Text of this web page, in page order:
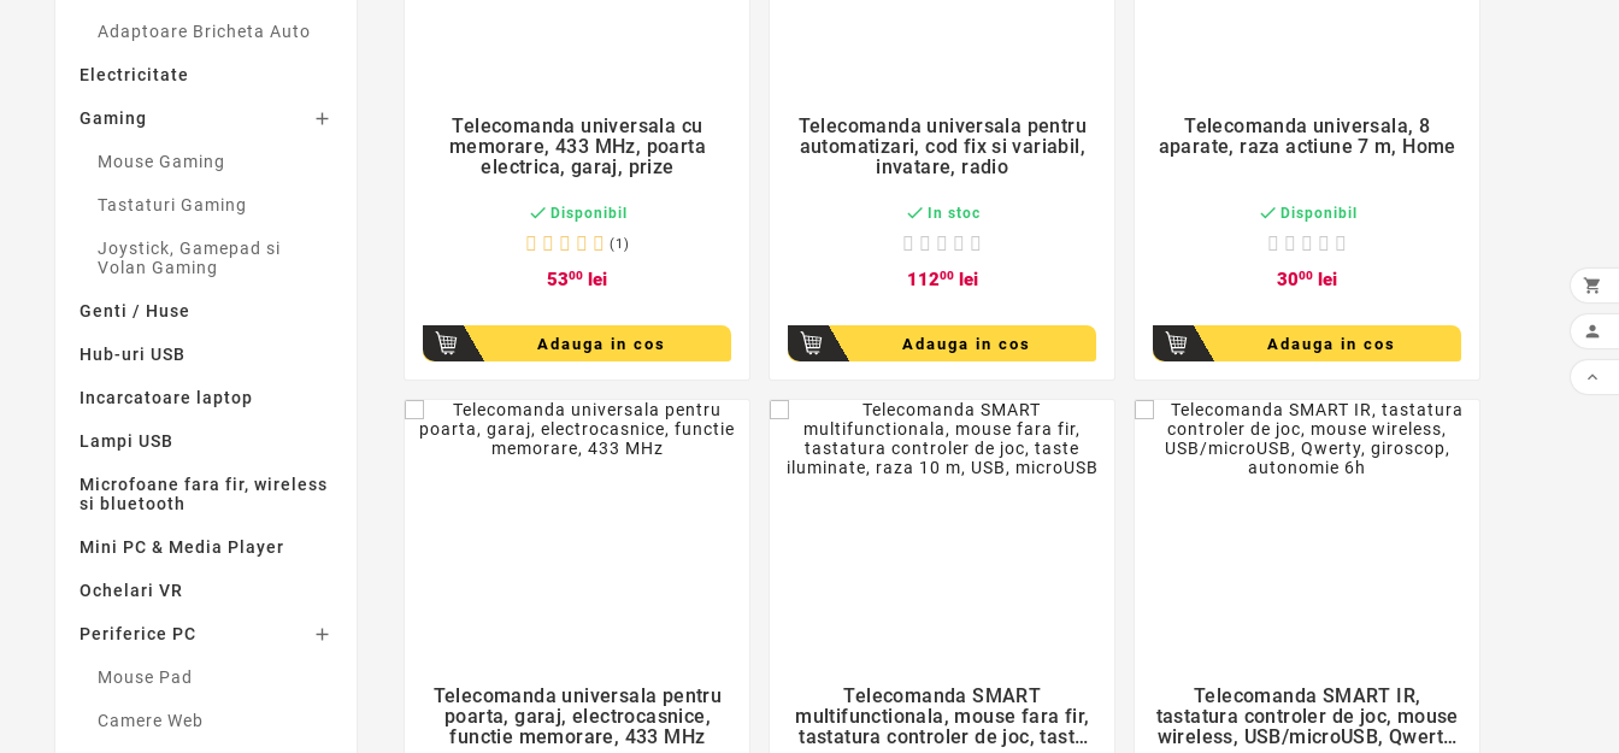
Adaptoare Bricheta Auto
Electricitate
Gaming 
Mouse Gaming
Tastaturi Gaming
Joystick, Gamepad si
Volan Gaming
Genti / Huse
Hub-uri USB
Incarcatoare laptop
Lampi USB
Microfoane fara fir, wireless
si bluetooth
Mini PC & Media Player
Ochelari VR
Periferice PC 
Mouse Pad
Camere Web

Telecomanda universala cu
memorare, 433 MHz, poarta
electrica, garaj, prize
 Disponibil
(1)
5300 lei
Adauga in cos

Telecomanda universala pentru
automatizari, cod fix si variabil,
invatare, radio
 In stoc
11200lei
Adauga in cos

Telecomanda universala, 8
aparate, raza actiune 7 m, Home
 Disponibil
3000 lei
Adauga in cos

Telecomanda universala pentru
poarta, garaj, electrocasnice,
functie memorare, 433 MHz

Telecomanda SMART
multifunctionala, mouse fara fir,
tastatura controler de joc, taste

Telecomanda SMART IR,
tastatura controler de joc, mouse
wireless, USB/microUSB, Qwerty,


